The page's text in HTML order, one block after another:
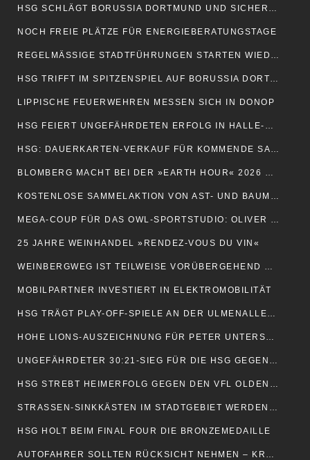
HSG SCHLÄGT BORUSSIA DORTMUND UND SICHERT SICH PLATZ EINS
NOCH FREIE PLÄTZE FÜR ENERGIEBERATUNGSTAGE
REGELMÄSSIGE STADTFÜHRUNGEN STARTEN WIEDER AM 4. APRIL
HSG TRIFFT IM SPITZENSPIEL AUF BORUSSIA DORTMUND
LIPPISCHE FEUERWEHREN MESSEN SICH IN DONOP
HSG FEIERT UNGEFÄHRDETEN ERFOLG IN HALLE-NEUSTADT
HSG: DAUERKARTEN-VERKAUF FÜR KOMMENDE SAISON GESTARTET
BLOMBERG MACHT BEI DER »EARTH HOUR« 2026 MIT
KOSTENLOSE SAMMELAKTION VON AST- UND BAUMSCHNITT
MEGA-COUP FÜR DAS OWL-SPORTSTUDIO: OLIVER KAHN KOMMT
25 JAHRE WEINHANDEL »RENDEZ-VOUS DU VIN«
WEINBERGWEG IST TEILWEISE VORÜBERGEHEND GESPERRT
MOBILPARTNER INVESTIERT IN ELEKTROMOBILITÄT
HSG TRÄGT PLAY-OFF-SPIELE AN DER ULMENALLEE AUS
HOHE LIONS-AUSZEICHNUNG FÜR PETER UNTERSCHÜTZ
UNGEFÄHRDETER 30:21-SIEG FÜR DIE HSG GEGEN OLDENBURG
HSG STREBT HEIMERFOLG GEGEN DEN VFL OLDENURG AN
STRASSEN-SINKKÄSTEN IM STADTGEBIET WERDEN GEREINIGT
HSG HOLT BEIM FINAL FOUR DIE BRONZEMEDAILLE
AUTOFAHRER SOLLTEN RÜCKSICHT NEHMEN – KRÖTEN WANDERN WIEDER